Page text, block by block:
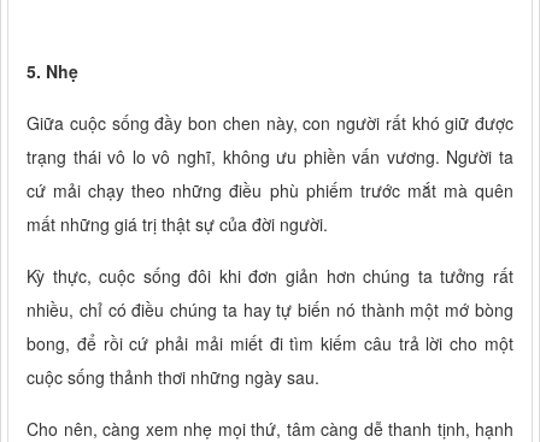
5. Nhẹ
Giữa cuộc sống đầy bon chen này, con người rất khó giữ được
trạng thái vô lo vô nghĩ, không ưu phiền vấn vương. Người ta
cứ mải chạy theo những điều phù phiếm trước mắt mà quên
mất những giá trị thật sự của đời người.
Kỳ thực, cuộc sống đôi khi đơn giản hơn chúng ta tưởng rất
nhiều, chỉ có điều chúng ta hay tự biến nó thành một mớ bòng
bong, để rồi cứ phải mải miết đi tìm kiếm câu trả lời cho một
cuộc sống thảnh thơi những ngày sau.
Cho nên, càng xem nhẹ mọi thứ, tâm càng dễ thanh tịnh, hạnh